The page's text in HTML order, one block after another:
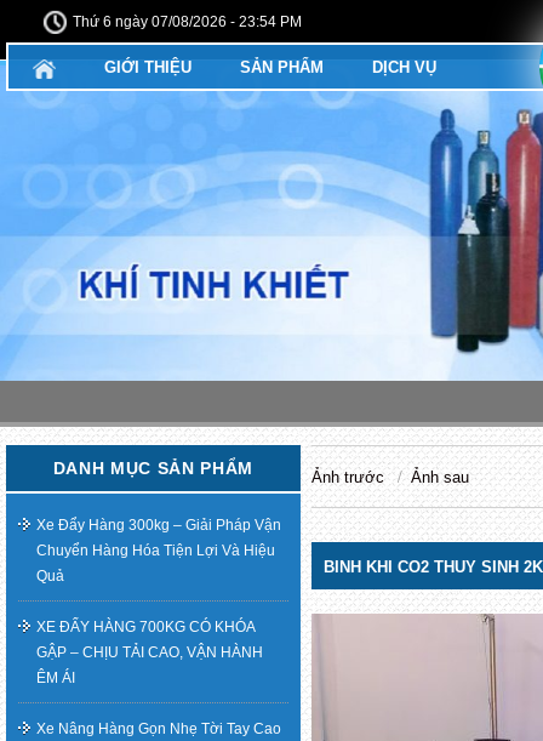
Thứ 6 ngày 07/08/2026 - 23:54 PM
GIỚI THIỆU SẢN PHẨM DỊCH VỤ
Ảnh trước Ảnh sau
BINH KHI CO2 THUY SINH
DANH MỤC SẢN PHẨM
Xe Đẩy Hàng 300kg – Giải Pháp Vận
Chuyển Hàng Hóa Tiện Lợi Và Hiệu
Quả
XE ĐẨY HÀNG 700KG CÓ KHÓA
GẬP – CHỊU TẢI CAO, VẬN HÀNH
ÊM ÁI
Xe Nâng Hàng Gọn Nhẹ Tời Tay Cao